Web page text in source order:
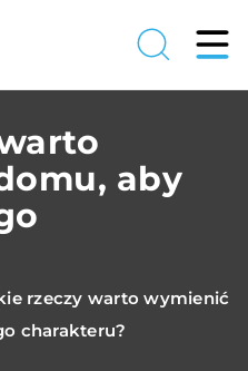
aby
rzeczy warto wymienić
charakteru?